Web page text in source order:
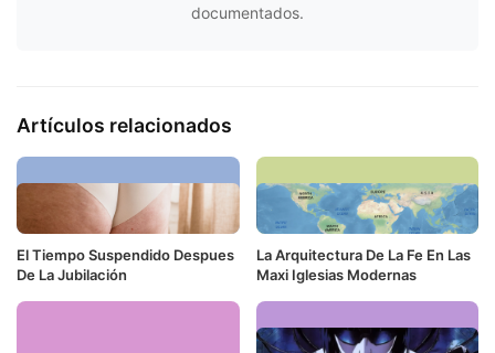
documentados.
Artículos relacionados
El Tiempo Suspendido Despues
De La Jubilación
La Arquitectura De La Fe En Las
Maxi Iglesias Modernas